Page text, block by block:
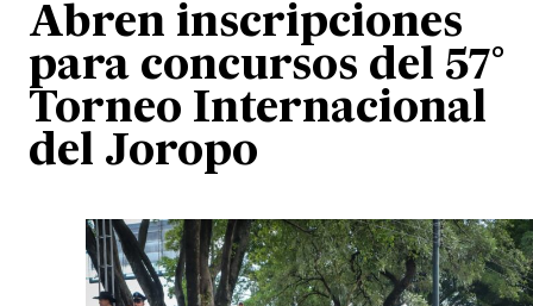
Abren inscripciones
para concursos del 57°
Torneo Internacional
del Joropo